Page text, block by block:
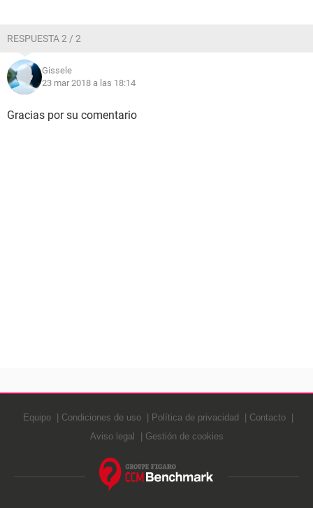
RESPUESTA 2 / 2
Gissele
23 mar 2018 a las 18:14
Gracias por su comentario
Equipo Condiciones de uso Política de privacidad
Contacto
Aviso legal
Gestión de cookies